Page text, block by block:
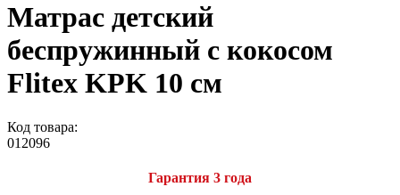
Матрас детский
беспружинный с кокосом
Flitex KPK 10 см
Код товара:
012096
Гарантия 3 года